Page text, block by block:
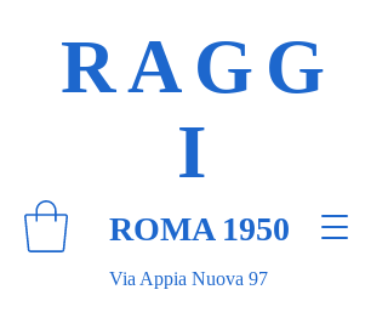
Via Appia Nuova 97
RAGG
I
ROMA 1950